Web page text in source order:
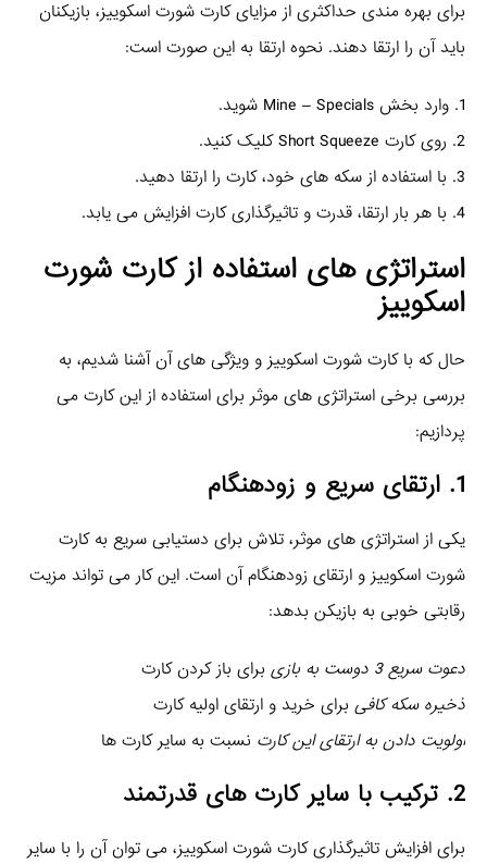
برای بهره‌ مندی حداکثری از مزایای کارت شورت اسکوییز، بازیکنان
باید آن را ارتقا دهند. نحوه ارتقا به این صورت است:
1. وارد بخش Mine – Specials شوید.
2. روی کارت Short Squeeze کلیک کنید.
3. با استفاده از سکه‌ های خود، کارت را ارتقا دهید.
4. با هر بار ارتقا، قدرت و تاثیرگذاری کارت افزایش می‌ یابد.
استراتژی‌ های استفاده از کارت شورت
اسکوییز
حال که با کارت شورت اسکوییز و ویژگی‌ های آن آشنا شدیم، به
بررسی برخی استراتژی‌ های موثر برای استفاده از این کارت می‌
پردازیم:
1. ارتقای سریع و زودهنگام
یکی از استراتژی‌ های موثر، تلاش برای دستیابی سریع به کارت
شورت اسکوییز و ارتقای زودهنگام آن است. این کار می‌ تواند مزیت
رقابتی خوبی به بازیکن بدهد:
دعوت سریع 3 دوست به بازی
برای باز کردن کارت
ذخیره سکه کافی برای خرید و ارتقای اولیه کارت
اولویت دادن به ارتقای این کارت نسبت به سایر کارت‌ ها
2. ترکیب با سایر کارت‌ های قدرتمند
برای افزایش تاثیرگذاری کارت شورت اسکوییز، می‌ توان آن را با سایر